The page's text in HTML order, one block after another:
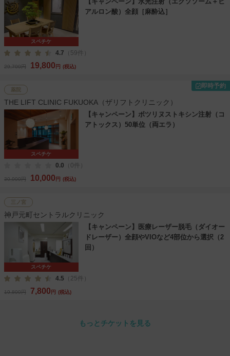
スペチケ
アルロン酸）全顔［麻酔込］
4.7 （59件）
29,700円 19,800 円 (税込)
薬院
即時予約
THE LIFT CLINIC FUKUOKA（ザリフトクリニック）
スペチケ
【キャンペーン】ボツリヌストキシン注射（コ
アトックス）50単位（両エラ）
0.0 （0件）
30,000円 10,000 円 (税込)
三ノ宮
神戸元町セントラルクリニック
スペチケ
【キャンペーン】医療レーザー脱毛（ダイオー
ドレーザー）全顔やVIOなど4部位から選択（2
回）
4.5 （25件）
19,800円 7,800 円 (税込)
もっとチケットを見る